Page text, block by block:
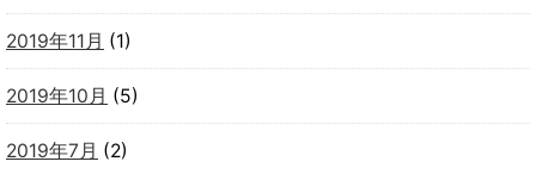
2019年11月 (1)
2019年10月 (5)
2019年7月 (2)